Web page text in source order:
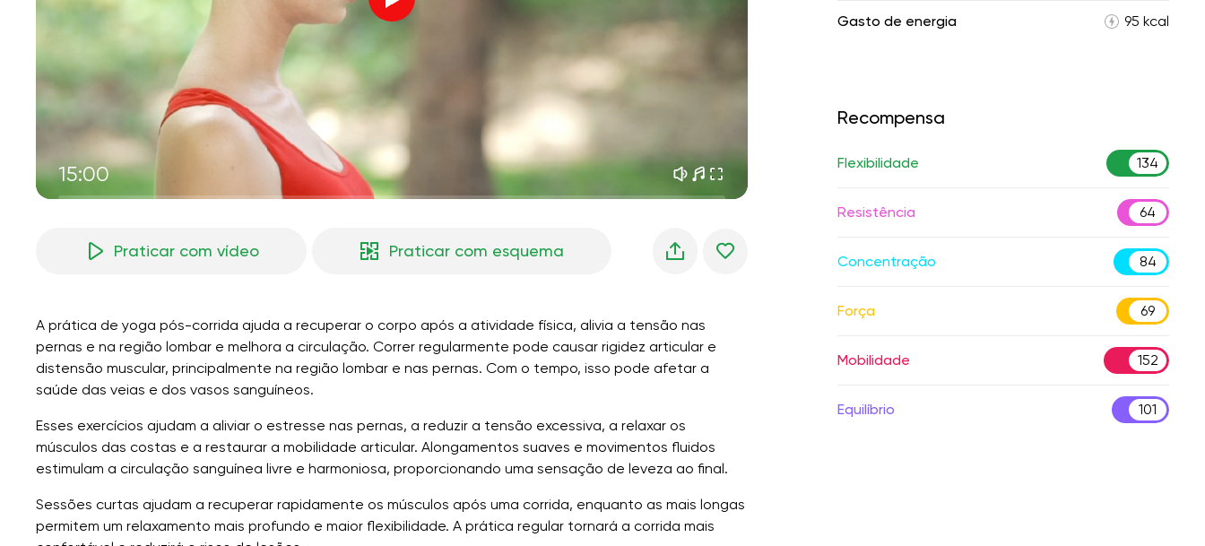
15:00
Música chuva de verão 02:00
silêncio da montanha
a voz do vento
floresta da primavera 02:00
Praticar com vídeo Praticar com esquema
A prática de yoga pós-corrida ajuda a recuperar o corpo após a atividade física, alivia a tensão nas
pernas e na região lombar e melhora a circulação. Correr regularmente pode causar rigidez articular e
distensão muscular, principalmente na região lombar e nas pernas. Com o tempo, isso pode afetar a
saúde das veias e dos vasos sanguíneos.
Esses exercícios ajudam a aliviar o estresse nas pernas, a reduzir a tensão excessiva, a relaxar os
músculos das costas e a restaurar a mobilidade articular. Alongamentos suaves e movimentos fluidos
estimulam a circulação sanguínea livre e harmoniosa, proporcionando uma sensação de leveza ao final.
Sessões curtas ajudam a recuperar rapidamente os músculos após uma corrida, enquanto as mais longas
permitem um relaxamento mais profundo e maior flexibilidade. A prática regular tornará a corrida mais
Gasto de energia 95 kcal
Recompensa
Flexibilidade 134
Resistência 64
Concentração 84
Força 69
Mobilidade 152
Equilíbrio 101